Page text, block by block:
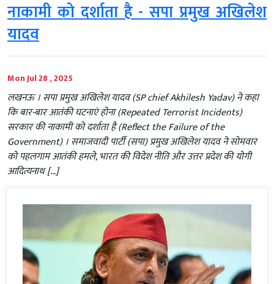
नाकामी को दर्शाता है - सपा प्रमुख अखिलेश
यादव
Mon Jul 28 , 2025
लखनऊ । सपा प्रमुख अखिलेश यादव (SP chief Akhilesh Yadav) ने कहा
कि बार-बार आतंकी घटनाएं होना (Repeated Terrorist Incidents)
सरकार की नाकामी को दर्शाता है (Reflect the Failure of the
Government) । समाजवादी पार्टी (सपा) प्रमुख अखिलेश यादव ने सोमवार
को पहलगाम आतंकी हमले, भारत की विदेश नीति और उत्तर प्रदेश की योगी
आदित्यनाथ […]